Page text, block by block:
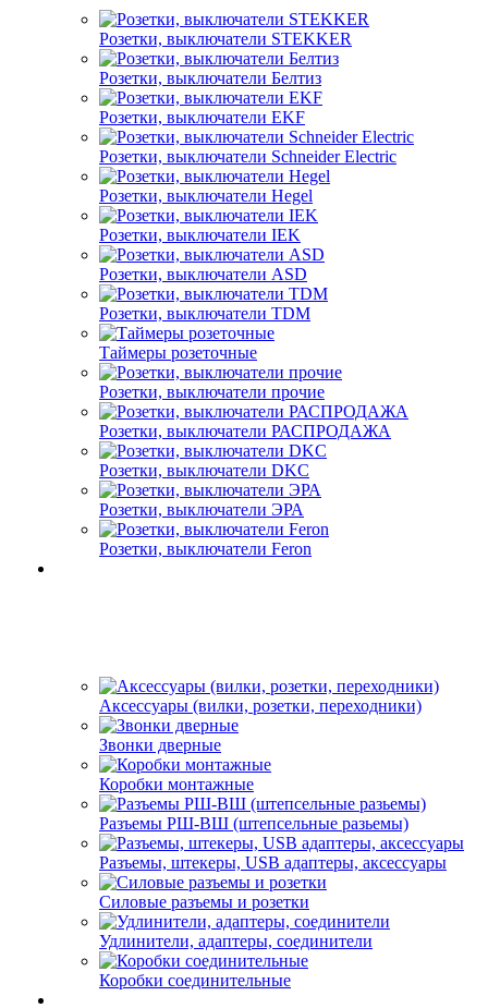
Розетки, выключатели STEKKER
Розетки, выключатели Белтиз
Розетки, выключатели EKF
Розетки, выключатели Schneider Electric
Розетки, выключатели Hegel
Розетки, выключатели IEK
Розетки, выключатели ASD
Розетки, выключатели TDM
Таймеры розеточные
Розетки, выключатели прочие
Розетки, выключатели РАСПРОДАЖА
Розетки, выключатели DKC
Розетки, выключатели ЭРА
Розетки, выключатели Feron
Аксессуары (вилки, розетки, переходники)
Звонки дверные
Коробки монтажные
Разъемы РШ-ВШ (штепсельные разьемы)
Разъемы, штекеры, USB адаптеры, аксессуары
Силовые разъемы и розетки
Удлинители, адаптеры, соединители
Коробки соединительные